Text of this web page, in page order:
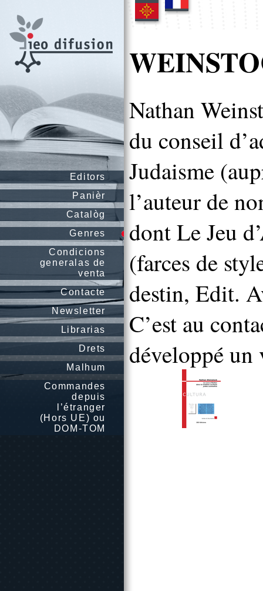
Editors
Panièr
Catalòg
Genres
Condicions
generalas de
venta
Contacte
Newsletter
Librarias
Drets
Malhum
Commandes
depuis
l’étranger
(Hors UE) ou
DOM-TOM
Nathan
du conseil
Judaisme
l’auteur de
dont Le Jeu
(farces de
destin, Edit.
C’est au
développé